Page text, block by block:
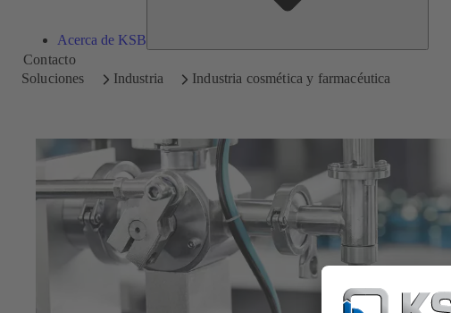
Acerca de KSB
Contacto
Soluciones
Industria Industria cosmética y farmacéutica